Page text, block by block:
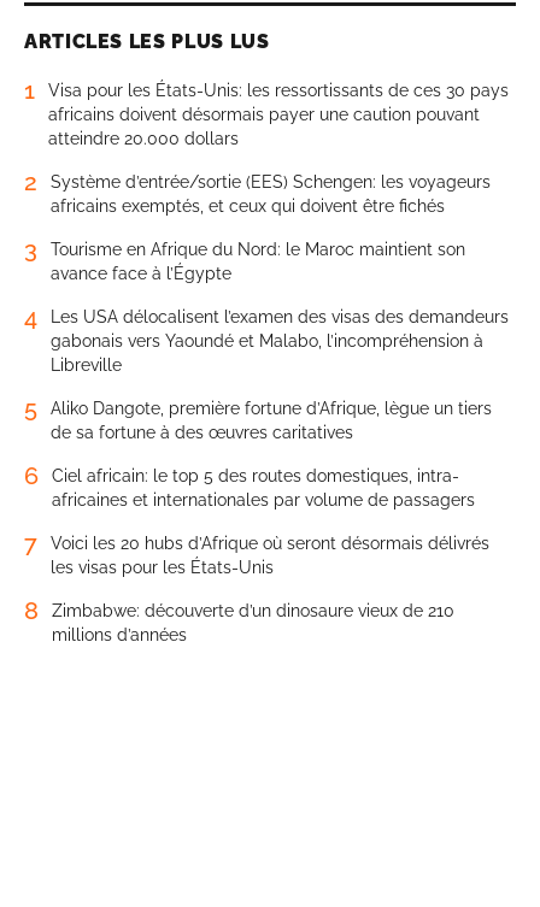
ARTICLES LES PLUS LUS
1
Visa pour les États-Unis: les ressortissants de ces 30 pays
africains doivent désormais payer une caution pouvant
atteindre 20.000 dollars
2
Système d’entrée/sortie (EES) Schengen: les voyageurs
africains exemptés, et ceux qui doivent être fichés
3
Tourisme en Afrique du Nord: le Maroc maintient son
avance face à l’Égypte
4
Les USA délocalisent l’examen des visas des demandeurs
gabonais vers Yaoundé et Malabo, l’incompréhension à
Libreville
5
Aliko Dangote, première fortune d’Afrique, lègue un tiers
de sa fortune à des œuvres caritatives
6
Ciel africain: le top 5 des routes domestiques, intra-
africaines et internationales par volume de passagers
7
Voici les 20 hubs d’Afrique où seront désormais délivrés
les visas pour les États-Unis
8
Zimbabwe: découverte d’un dinosaure vieux de 210
millions d’années